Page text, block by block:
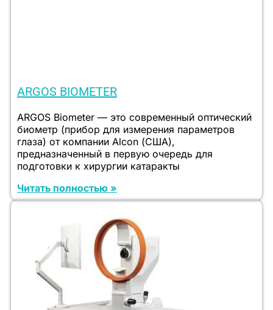
ARGOS BIOMETER
ARGOS Biometer — это современный оптический
биометр (прибор для измерения параметров
глаза) от компании Alcon (США),
предназначенный в первую очередь для
подготовки к хирургии катаракты
Читать полностью »